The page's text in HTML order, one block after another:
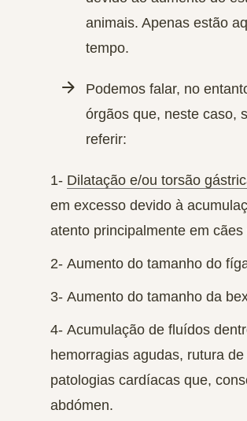
animais. Apenas estão
tempo.
Podemos falar, no
órgãos que, neste caso,
referir:
1- Dilatação e/ou torsão
em excesso devido à
atento principalmente em
2- Aumento do tamanho do
3- Aumento do tamanho da
4- Acumulação de fluídos
hemorragias agudas, rutura
patologias cardíacas que,
abdómen.